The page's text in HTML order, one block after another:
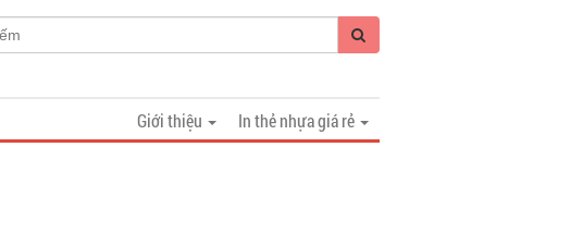
In thẻ nhựa giá rẻ
Giới thiệu